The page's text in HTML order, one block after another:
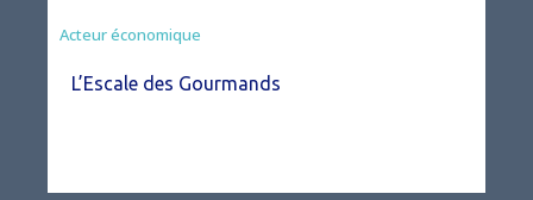
Acteur économique
L’Escale des Gourmands